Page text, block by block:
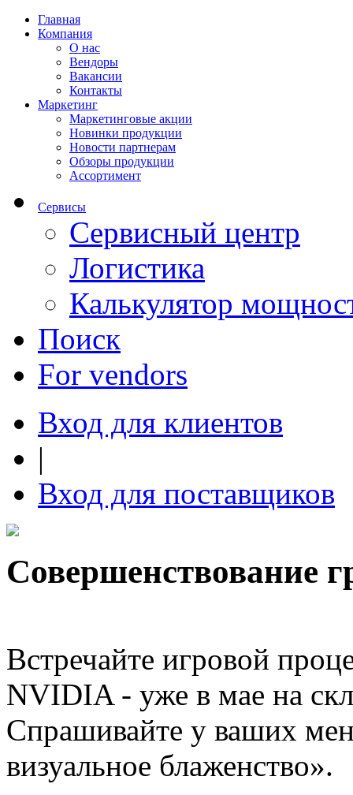
Главная
Компания
О нас
Вендоры
Вакансии
Контакты
Маркетинг
Маркетинговые акции
Новинки продукции
Новости партнерам
Обзоры продукции
Ассортимент
Сервисы
Сервисный центр
Логистика
Калькулятор
Поиск
For vendors
Вход для клиентов
|
Вход для поставщиков
Совершенствование
Встречайте игровой
NVIDIA - уже в мае на
Спрашивайте у ваших
визуальное блаженство».